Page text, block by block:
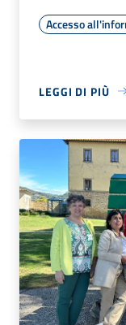
Accesso
LEGGI DI PIÙ